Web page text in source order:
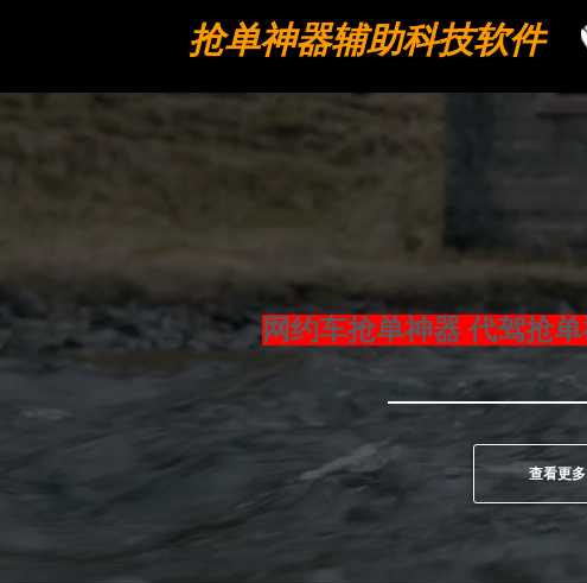
网约车抢单神器 代驾抢
查看更
抢单神器辅助科技软件
工具